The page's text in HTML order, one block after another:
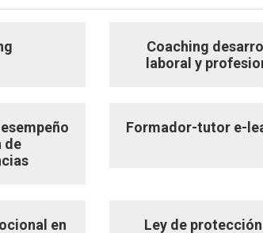
Coaching
laboral y
de
Formador-tutor e-
en
Ley de